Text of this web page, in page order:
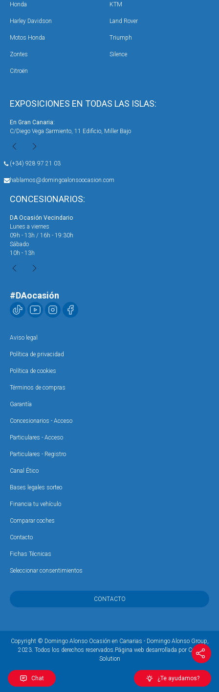
Chat ¿Te ayudamos?
EXPOSICIONES EN TODAS LAS ISLAS:
En Gran Canaria:
C/Diego Vega Sarmiento, 11 Edificio, Miller Bajo
(+34) 928 97 21 03
hablamos@domingoalonsoocasion.com
CONCESIONARIOS:
DA Ocasión Vecindario
Lunes a viernes
09h - 13h / 16h - 19:30h
Sábado
10h - 13h
Honda KTM
Harley Davidson Land Rover
Motos Honda Triumph
Zontes Silence
Citroën
#DAocasión
Aviso legal
Política de privacidad
Política de cookies
Términos de compras
Garantía
Concesionarios - Acceso
Particulares - Acceso
Particulares - Registro
Canal Ético
Bases legales sorteo
Financia tu vehículo
Comparar coches
Contacto
Fichas Técnicas
Seleccionar consentimientos
CONTACTO
Copyright © Domingo Alonso Ocasión en Canarias - Domingo Alonso Group,
2023. Todos los derechos reservados.Página web desarrollada por Coco
Solution